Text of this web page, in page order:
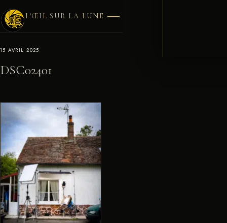
L'ŒIL SUR LA LUNE
15 AVRIL 2025
DSC02401